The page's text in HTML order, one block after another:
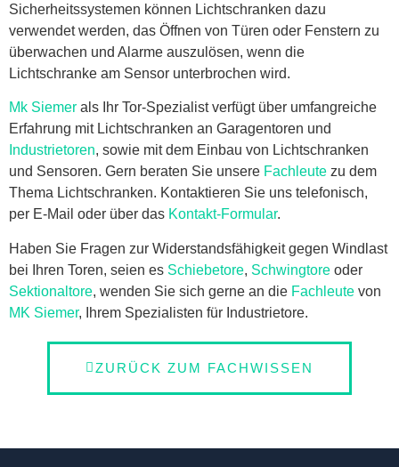
Sicherheitssystemen können Lichtschranken dazu
verwendet werden, das Öffnen von Türen oder Fenstern zu
überwachen und Alarme auszulösen, wenn die
Lichtschranke am Sensor unterbrochen wird.
Mk Siemer als Ihr Tor-Spezialist verfügt über umfangreiche
Erfahrung mit Lichtschranken an Garagentoren und
Industrietoren, sowie mit dem Einbau von Lichtschranken
und Sensoren. Gern beraten Sie unsere Fachleute zu dem
Thema Lichtschranken. Kontaktieren Sie uns telefonisch,
per E-Mail oder über das Kontakt-Formular.
Haben Sie Fragen zur Widerstandsfähigkeit gegen Windlast
bei Ihren Toren, seien es Schiebetore, Schwingtore oder
Sektionaltore, wenden Sie sich gerne an die Fachleute von
MK Siemer, Ihrem Spezialisten für Industrietore.
ZURÜCK ZUM FACHWISSEN